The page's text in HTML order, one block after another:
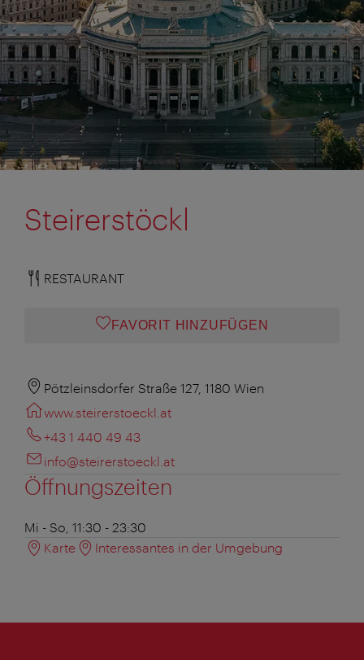
Steirerstöckl
RESTAURANT
FAVORIT HINZUFÜGEN
Pötzleinsdorfer Straße 127, 1180 Wien
www.steirerstoeckl.at
+43 1 440 49 43
info@steirerstoeckl.at
Öffnungszeiten
Mi - So, 11:30 - 23:30
Karte
Interessantes in der Umgebung